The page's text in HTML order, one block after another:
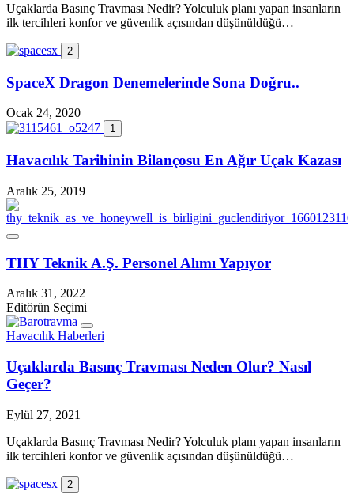
Uçaklarda Basınç Travması Nedir? Yolculuk planı yapan insanların
ilk tercihleri konfor ve güvenlik açısından düşünüldüğü…
2
SpaceX Dragon Denemelerinde Sona Doğru..
Ocak 24, 2020
1
Havacılık Tarihinin Bilançosu En Ağır Uçak Kazası
Aralık 25, 2019
THY Teknik A.Ş. Personel Alımı Yapıyor
Aralık 31, 2022
Editörün Seçimi
Havacılık Haberleri
Uçaklarda Basınç Travması Neden Olur? Nasıl
Geçer?
Eylül 27, 2021
Uçaklarda Basınç Travması Nedir? Yolculuk planı yapan insanların
ilk tercihleri konfor ve güvenlik açısından düşünüldüğü…
2